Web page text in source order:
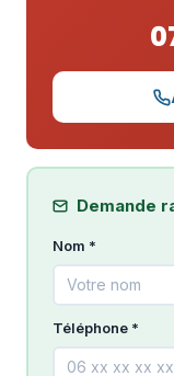
Demande
Nom *
Téléphone *